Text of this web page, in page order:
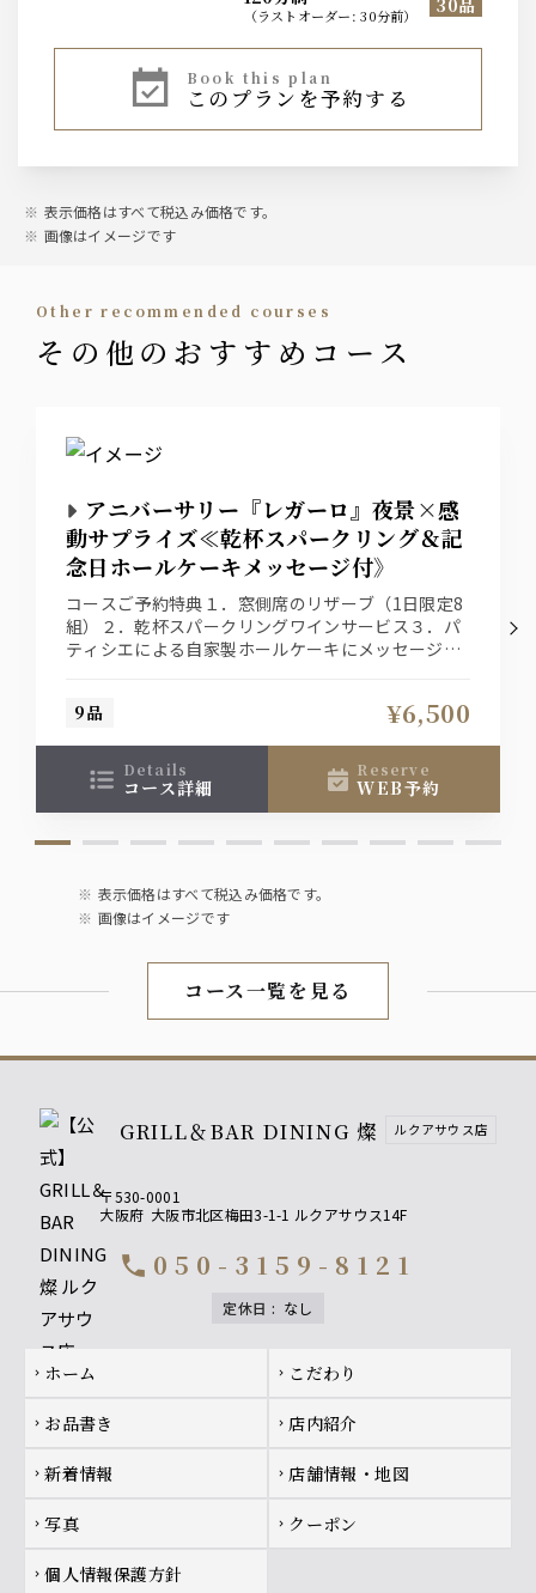
（ ラストオーダー:30分前）
プレミアムモルツ中瓶
・白ワイン
・ジムビームハイボールなど4種類
カクテル・果実酒
・モスコミュール
・カシスソーダ
焼酎
・芋焼酎
ソフトドリンク
・ペプシコーラ
book this plan
このプランを予約する
表示価格はすべて税込み価格です。
画像はイメージです
other recommended courses
その他のおすすめコース
アニバーサリー『レガーロ』夜景×感
動サプライズ≪乾杯スパークリング＆記
念日ホールケーキメッセージ付》
コースご予約特典１．窓側席のリザーブ（1日限定8
組）２．乾杯スパークリングワインサービス３．パ
ティシエによる自家製ホールケーキにメッセージを
9品
¥6,500
details
コース詳細
reserve
WEB予約
表示価格はすべて税込み価格です。
画像はイメージです
コース一覧を見る
GRILL＆BAR DINING 燦 ルクアサウス店
〒530-0001
大阪府 大阪市北区梅田3-1-1 ルクアサウス14F
call 050-3159-8121
定休日 : なし
Footer navigation
chevron_right ホーム chevron_right こだわり
chevron_right お品書き chevron_right 店内紹介
chevron_right 新着情報 chevron_right 店舗情報・地図
chevron_right 写真 chevron_right クーポン
chevron_right 個人情報保護方針